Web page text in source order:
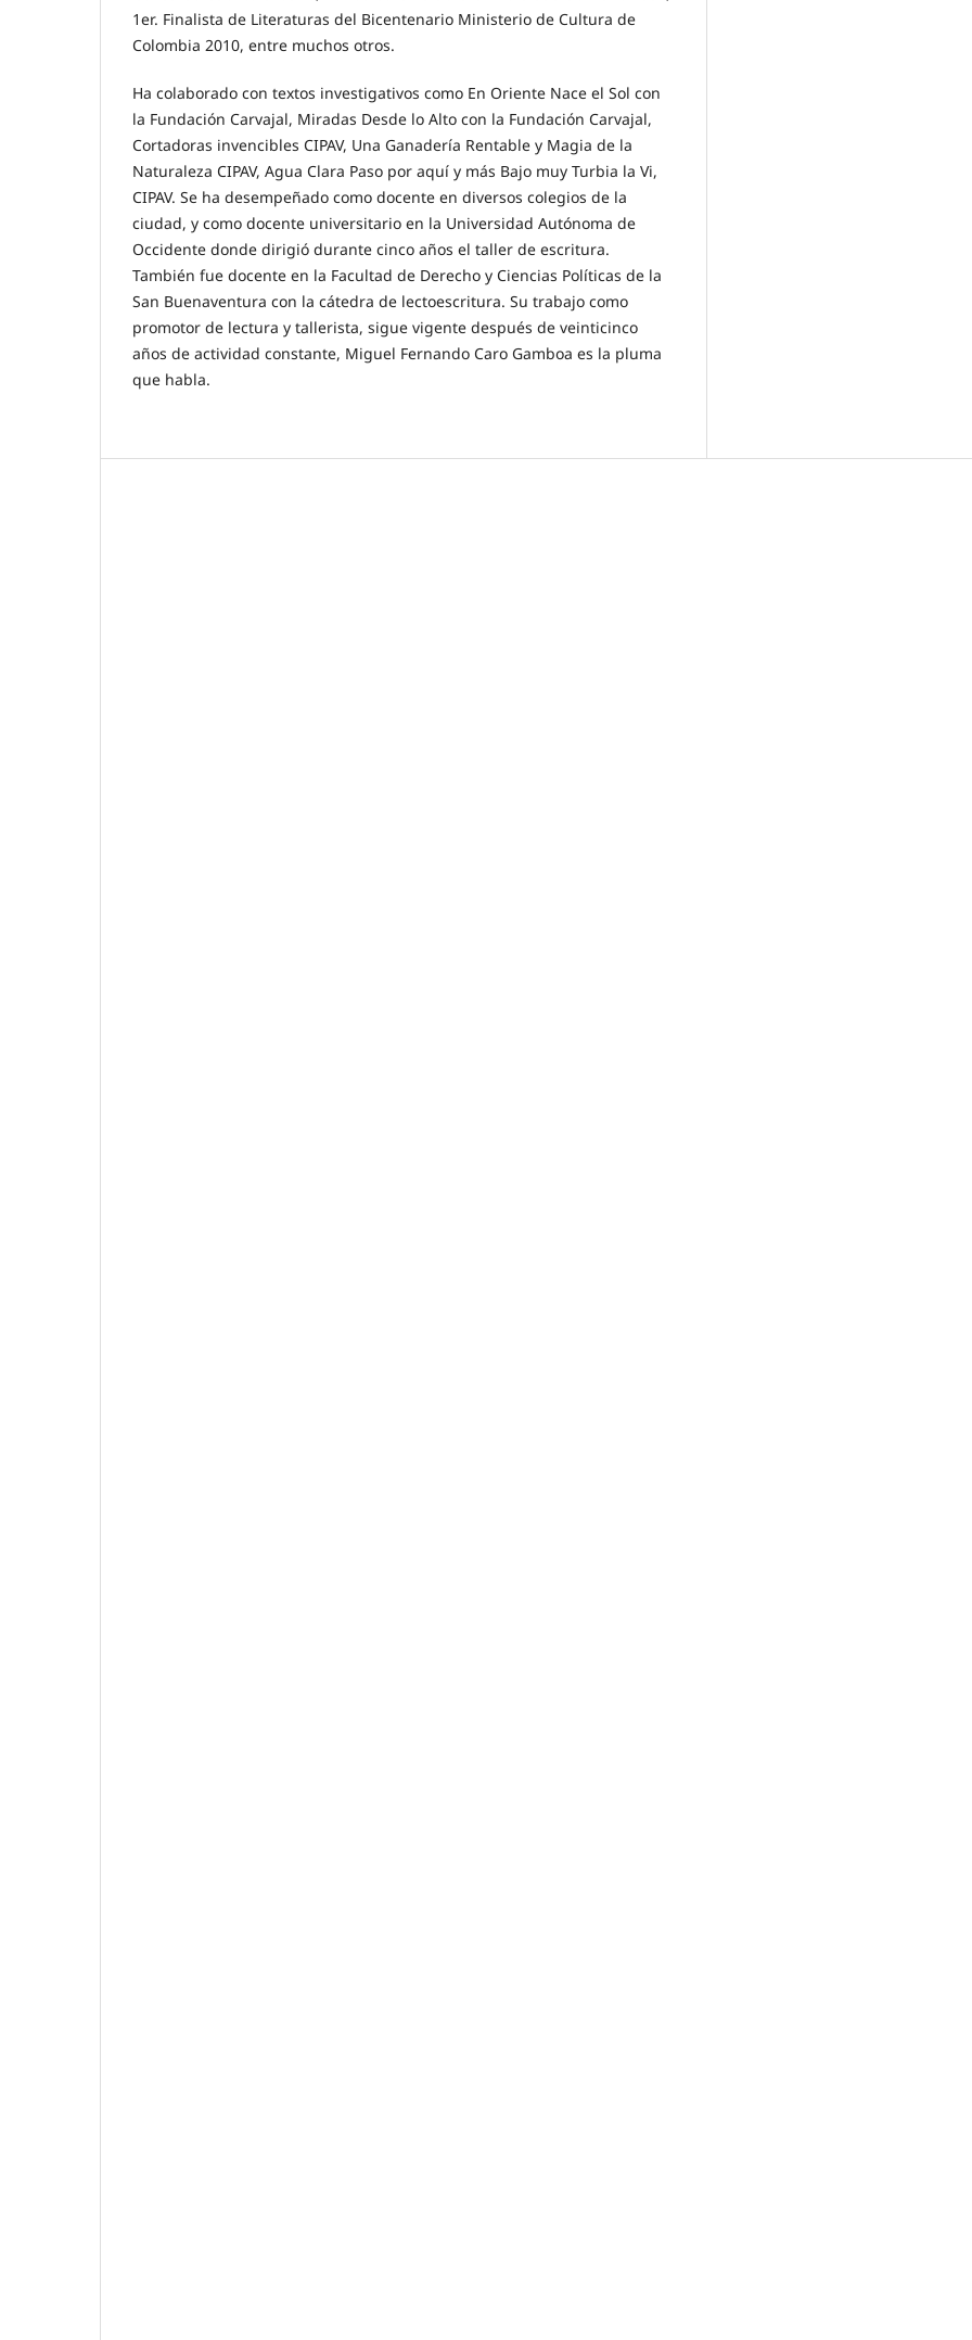
1er. Finalista de Literaturas del Bicentenario Ministerio de Cultura de
Colombia 2010, entre muchos otros.
Ha colaborado con textos investigativos como En Oriente Nace el Sol con
la Fundación Carvajal, Miradas Desde lo Alto con la Fundación Carvajal,
Cortadoras invencibles CIPAV, Una Ganadería Rentable y Magia de la
Naturaleza CIPAV, Agua Clara Paso por aquí y más Bajo muy Turbia la Vi,
CIPAV. Se ha desempeñado como docente en diversos colegios de la
ciudad, y como docente universitario en la Universidad Autónoma de
Occidente donde dirigió durante cinco años el taller de escritura.
También fue docente en la Facultad de Derecho y Ciencias Políticas de la
San Buenaventura con la cátedra de lectoescritura. Su trabajo como
promotor de lectura y tallerista, sigue vigente después de veinticinco
años de actividad constante, Miguel Fernando Caro Gamboa es la pluma
que habla.